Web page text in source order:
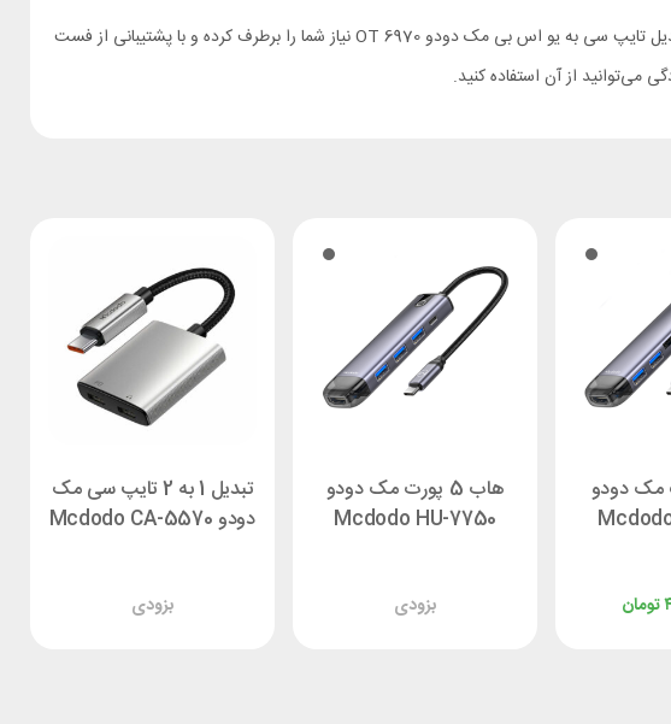
اگر درگاه‌های لپ تاپ یا هر وسیله الکترونیکی که از آن استفاده می‌کنید از نوع یو اس بی است و شما به درگاه تایپ سی احتیاج دارید، تبدیل تایپ سی به یو اس بی مک دودو OT 6970 نیاز شما را برطرف کرده و با پشتیبانی از فست
می‌توانید از آن استفاده کنید.
مک دودو
تومان
هاب 5 پورت مک دودو
Mcdodo HU-7750
بزودی
تبدیل 1 به 2 تایپ سی مک
دودو Mcdodo CA-5570
بزودی